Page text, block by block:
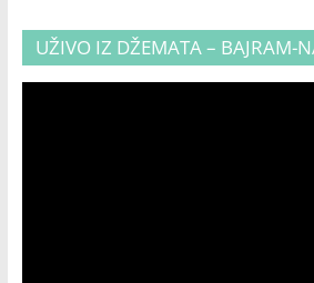
UŽIVO IZ DŽEMATA – BAJRAM-